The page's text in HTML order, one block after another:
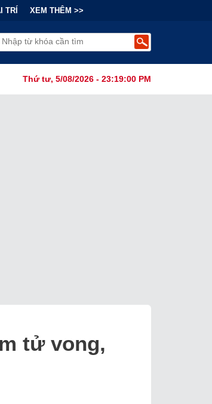
TRÍ XEM THÊM >>
Thứ tư, 5/08/2026 - 23:19:01 PM
Lệnh Cấm Robot Hút Bụi Thông Minh Sản Xuất Tại
tử vong,